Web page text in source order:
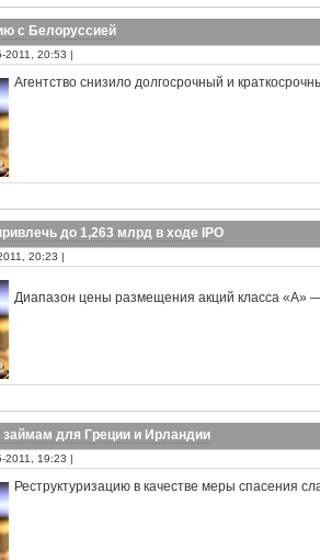
с Белоруссией
2011, 20:53 |
Агентство снизило долгосрочный и
до 1,263 млрд в ходе IPO
20:23 |
Диапазон цены размещения акций класса «А»
займам для Греции и Ирландии
2011, 19:23 |
Реструктуризацию в качестве меры спасения